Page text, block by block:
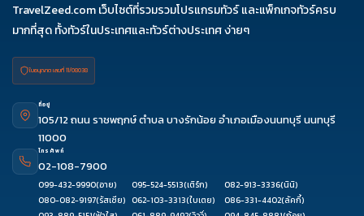
TravelZeed.com เว็บไซต์ที่รวมรวมโปรแกรมทัวร์ และแพ็กเกจทัวร์ครบ
มากที่สุด ทั้งทัวร์ในประเทศและทัวร์ต่างประเทศ ง่ายๆ
ใบอนุญาต เลขที่ 11/08038
ที่อยู่
105/12 ถนน ราชพฤกษ์ ตำบล บางรักน้อย อำเภอเมืองนนทบุรี นนทบุรี
11000
โทรศัพท์
02-108-7900
099-432-9990(อาย) 095-524-5513(เติร์ก) 082-913-3336(นินิ)
080-082-9197(รัสเซีย) 062-103-3313(ใบเตย) 086-331-4402(ลัคกี้)